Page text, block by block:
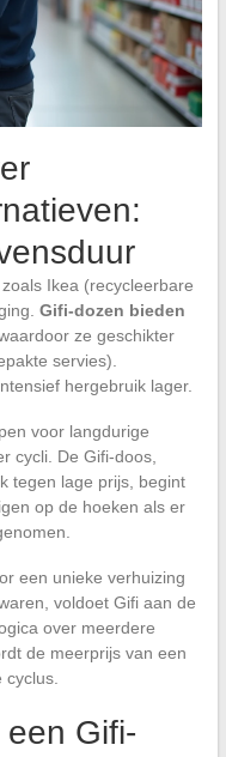
Ikea (recycleerbare
Gifi-dozen bieden
waardoor ze geschikter
servies).
hergebruik lager.
voor langdurige
cycli. De Gifi-doos,
tegen lage prijs, begint
op de hoeken als er
een unieke verhuizing
voldoet Gifi aan de
over meerdere
de meerprijs van een
een Gifi-